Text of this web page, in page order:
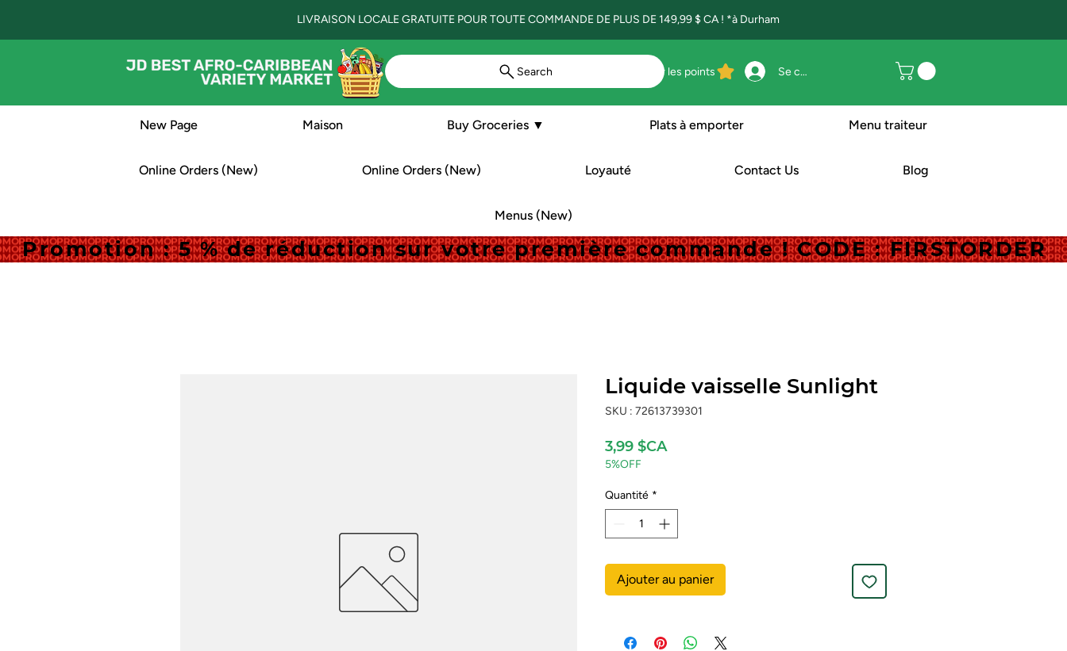
LIVRAISON LOCALE GRATUITE POUR TOUTE COMMANDE DE PLUS DE 149,99 $ CA ! *à Durham
Voir les points Se connecter
Search
New Page Maison Buy Groceries ▼ Plats à emporter Menu traiteur
Online Orders (New) Online Orders (New) Loyauté Contact Us Blog
Menus (New)
Promotion : 5 % de réduction sur votre première commande ! CODE : FIRSTORDER
Promotion : 5 % de réduction sur votre première commande ! CODE : FIRSTORDER
Liquide vaisselle Sunlight
SKU : 72613739301
3,99 $CAPrix
5%OFF
Quantité *
Ajouter au panier